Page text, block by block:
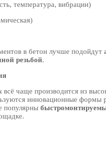
температура, вибрации)
в бетон лучше подойдут
резьбой.
всё чаще производится из
инновационные формы
популярны